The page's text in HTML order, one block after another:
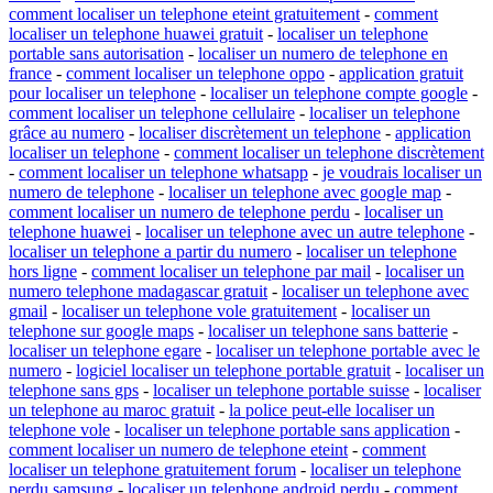
comment localiser un telephone eteint gratuitement - comment
localiser un telephone huawei gratuit - localiser un telephone
portable sans autorisation - localiser un numero de telephone en
france - comment localiser un telephone oppo - application gratuit
pour localiser un telephone - localiser un telephone compte google -
comment localiser un telephone cellulaire - localiser un telephone
grâce au numero - localiser discrètement un telephone - application
localiser un telephone - comment localiser un telephone discrètement
- comment localiser un telephone whatsapp - je voudrais localiser un
numero de telephone - localiser un telephone avec google map -
comment localiser un numero de telephone perdu - localiser un
telephone huawei - localiser un telephone avec un autre telephone -
localiser un telephone a partir du numero - localiser un telephone
hors ligne - comment localiser un telephone par mail - localiser un
numero telephone madagascar gratuit - localiser un telephone avec
gmail - localiser un telephone vole gratuitement - localiser un
telephone sur google maps - localiser un telephone sans batterie -
localiser un telephone egare - localiser un telephone portable avec le
numero - logiciel localiser un telephone portable gratuit - localiser un
telephone sans gps - localiser un telephone portable suisse - localiser
un telephone au maroc gratuit - la police peut-elle localiser un
telephone vole - localiser un telephone portable sans application -
comment localiser un numero de telephone eteint - comment
localiser un telephone gratuitement forum - localiser un telephone
perdu samsung - localiser un telephone android perdu - comment